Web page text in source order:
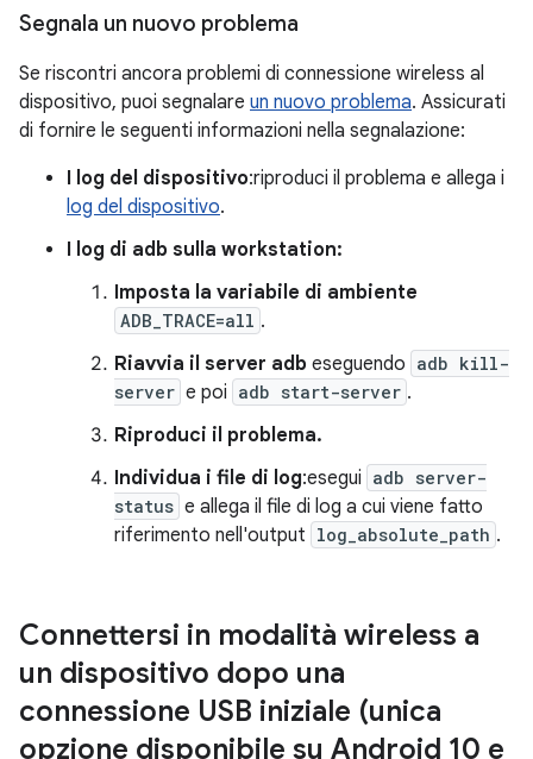
Segnala un nuovo problema
Se riscontri ancora problemi di connessione wireless al
dispositivo, puoi segnalare un nuovo problema. Assicurati
di fornire le seguenti informazioni nella segnalazione:
I log del dispositivo:riproduci il problema e allega i
log del dispositivo.
I log di adb sulla workstation:
Imposta la variabile di ambiente
ADB_TRACE=all .
Riavvia il server adb eseguendo adb kill-
server e poi adb start-server .
Riproduci il problema.
Individua i file di log:esegui adb server-
status e allega il file di log a cui viene fatto
riferimento nell'output log_absolute_path .
Connettersi in modalità wireless a
un dispositivo dopo una
connessione USB iniziale (unica
opzione disponibile su Android 10 e